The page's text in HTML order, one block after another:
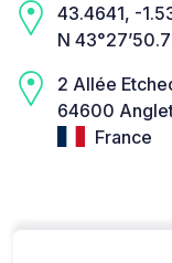
43.4641, -
N
2 Allée
64600
France